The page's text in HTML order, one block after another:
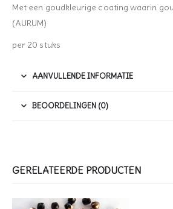
Met een goudkleurige coating waarin
(AURUM)
per 20 stuks
AANVULLENDE INFORMATIE
BEOORDELINGEN (0)
GERELATEERDE PRODUCTEN